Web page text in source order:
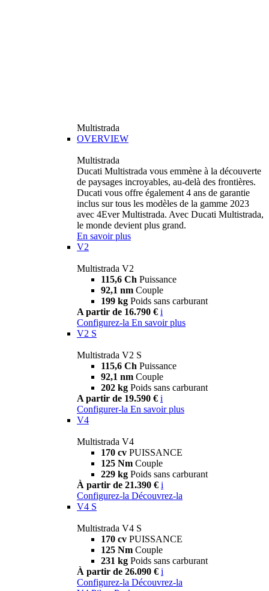
Multistrada
OVERVIEW
Multistrada
Ducati Multistrada vous emmène à la découverte
de paysages incroyables, au-delà des frontières.
Ducati vous offre également 4 ans de garantie
inclus sur tous les modèles de la gamme 2023
avec 4Ever Multistrada. Avec Ducati Multistrada,
le monde devient plus grand.
En savoir plus
V2
Multistrada V2
115,6 Ch Puissance
92,1 nm Couple
199 kg Poids sans carburant
A partir de 16.790 € i
Configurez-la En savoir plus
V2 S
Multistrada V2 S
115,6 Ch Puissance
92,1 nm Couple
202 kg Poids sans carburant
A partir de 19.590 € i
Configurer-la En savoir plus
V4
Multistrada V4
170 cv PUISSANCE
125 Nm Couple
229 kg Poids sans carburant
À partir de 21.390 € i
Configurez-la Découvrez-la
V4 S
Multistrada V4 S
170 cv PUISSANCE
125 Nm Couple
231 kg Poids sans carburant
À partir de 26.090 € i
Configurez-la Découvrez-la